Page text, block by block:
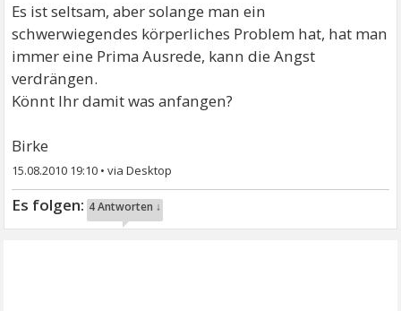
Es ist seltsam, aber solange man ein
schwerwiegendes körperliches Problem hat, hat man
immer eine Prima Ausrede, kann die Angst
verdrängen.
Könnt Ihr damit was anfangen?
Birke
15.08.2010 19:10 •
4 Antworten ↓